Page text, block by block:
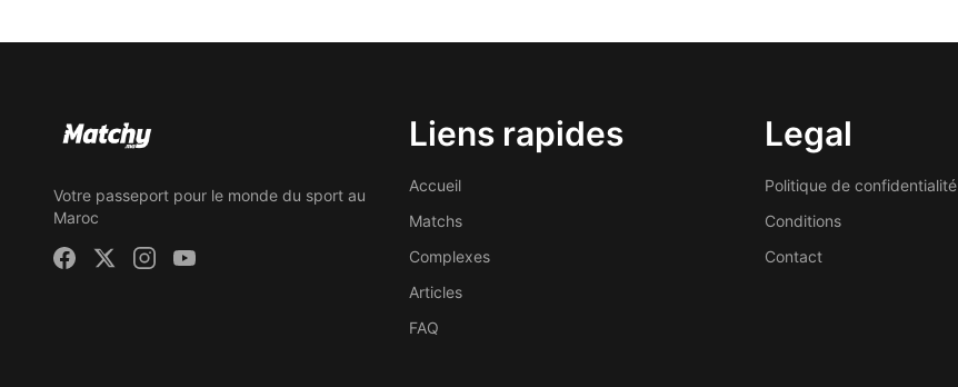
Votre passeport pour le monde du sport au
Maroc
Liens rapides
Accueil
Matchs
Complexes
Articles
FAQ
Legal
Politique de confidentialité
Conditions
Contact